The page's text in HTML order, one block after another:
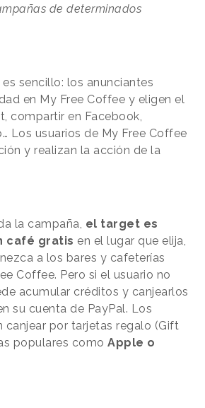
de determinados
sencillo: los anunciantes
en My Free Coffee y eligen el
compartir en Facebook,
Los usuarios de My Free Coffee
y realizan la acción de la
la campaña, el target es
café gratis en el lugar que elija,
a los bares y cafeterías
Coffee. Pero si el usuario no
acumular créditos y canjearlos
su cuenta de PayPal. Los
canjear por tarjetas regalo (Gift
populares como Apple o